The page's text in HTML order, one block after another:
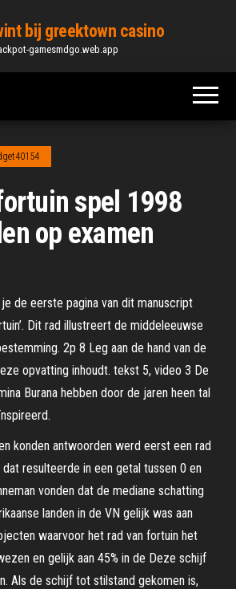
bij greektown casino
gamesmdgo.web.app
spel 1998
op examen
de eerste pagina van dit manuscript
Dit rad illustreert de middeleeuwse
2p 8 Leg aan de hand van de
opvatting inhoudt. tekst 5, video 3 De
Burana hebben door de jaren heen tal
konden antwoorden werd eerst een rad
resulteerde in een getal tussen 0 en
vonden dat de mediane schatting
landen in de VN gelijk was aan
waarvoor het rad van fortuin het
en gelijk aan 45% in de Deze schijf
Als de schijf tot stilstand gekomen is,